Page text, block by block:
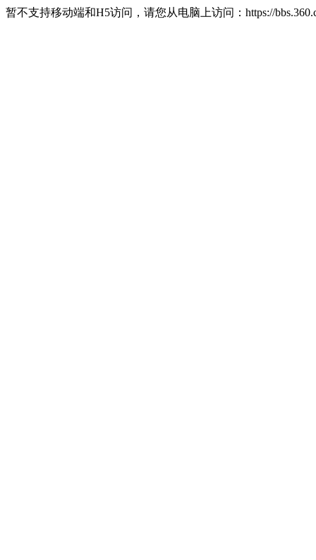
暂不支持移动端和H5访问，请您从电脑上访问：https://